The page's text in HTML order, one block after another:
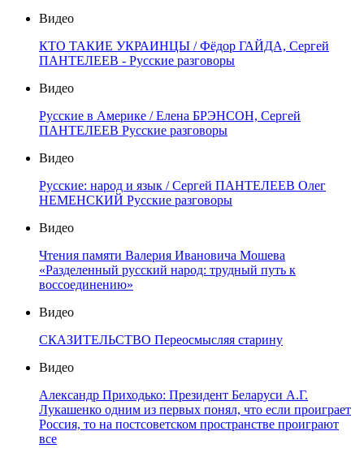
Видео
КТО ТАКИЕ УКРАИНЦЫ / Фёдор ГАЙДА, Сергей
ПАНТЕЛЕЕВ - Русские разговоры
Видео
Русские в Америке / Елена БРЭНСОН, Сергей
ПАНТЕЛЕЕВ Русские разговоры
Видео
Русские: народ и язык / Сергей ПАНТЕЛЕЕВ Олег
НЕМЕНСКИЙ Русские разговоры
Видео
Чтения памяти Валерия Ивановича Мошева
«Разделенный русский народ: трудный путь к
воссоединению»
Видео
СКАЗИТЕЛЬСТВО Переосмысляя старину
Видео
Александр Приходько: Президент Беларуси А.Г.
Лукашенко одним из первых понял, что если проиграет
Россия, то на постсоветском пространстве проиграют
все